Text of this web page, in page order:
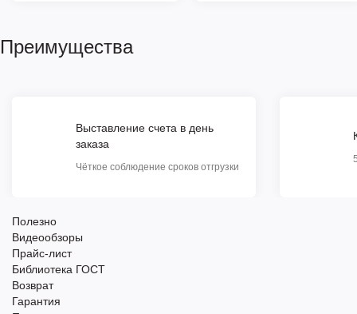
Преимущества
Выставление счета в день
заказа
Чёткое соблюдение сроков отгрузки
Полезно
Видеообзоры
Прайс-лист
Библиотека ГОСТ
Возврат
Гарантия